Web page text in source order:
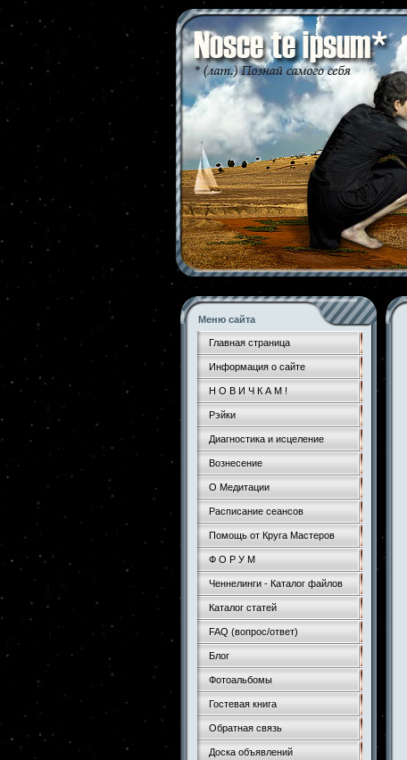
Меню сайта
Главная страница
Информация о сайте
Н О В И Ч К А М !
Рэйки
Диагностика и исцеление
Вознесение
О Медитации
Расписание сеансов
Помощь от Круга Мастеров
Ф О Р У М
Ченнелинги - Каталог файлов
Каталог статей
FAQ (вопрос/ответ)
Блог
Фотоальбомы
Гостевая книга
Обратная связь
Доска объявлений